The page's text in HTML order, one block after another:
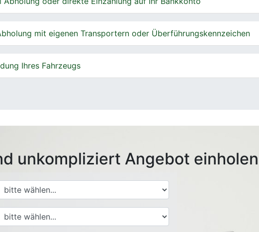
mit eigenen Transportern oder Überführungskennzeichen
Ihres Fahrzeugs
unkompliziert Angebot einholen